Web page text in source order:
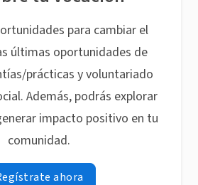
para cambiar el
últimas oportunidades de
prácticas y voluntariado
Además, podrás explorar
impacto positivo en tu
comunidad.
ahora